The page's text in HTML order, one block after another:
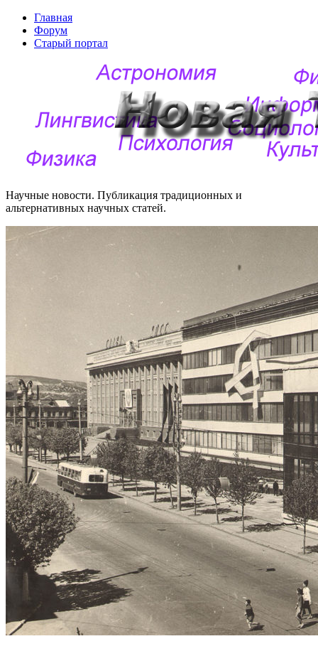
Главная
Форум
Старый портал
Научные новости. Публикация традиционных и
альтернативных научных статей.